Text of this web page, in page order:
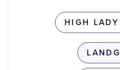
HIGH LADY